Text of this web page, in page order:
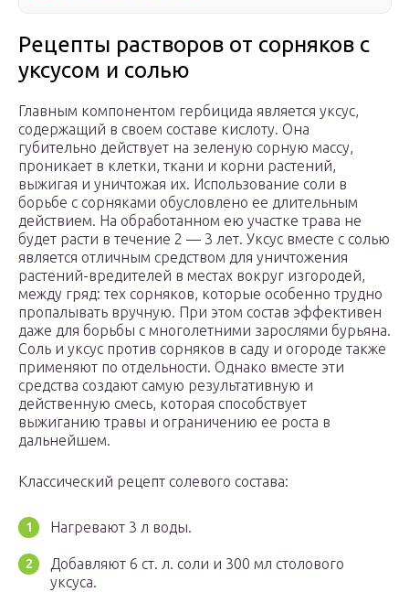
Рецепты растворов от сорняков с
уксусом и солью
Главным компонентом гербицида является уксус,
содержащий в своем составе кислоту. Она
губительно действует на зеленую сорную массу,
проникает в клетки, ткани и корни растений,
выжигая и уничтожая их. Использование соли в
борьбе с сорняками обусловлено ее длительным
действием. На обработанном ею участке трава не
будет расти в течение 2 — 3 лет. Уксус вместе с солью
является отличным средством для уничтожения
растений-вредителей в местах вокруг изгородей,
между гряд: тех сорняков, которые особенно трудно
пропалывать вручную. При этом состав эффективен
даже для борьбы с многолетними зарослями бурьяна.
Соль и уксус против сорняков в саду и огороде также
применяют по отдельности. Однако вместе эти
средства создают самую результативную и
действенную смесь, которая способствует
выжиганию травы и ограничению ее роста в
дальнейшем.
Классический рецепт солевого состава:
Нагревают 3 л воды.
Добавляют 6 ст. л. соли и 300 мл столового
уксуса.